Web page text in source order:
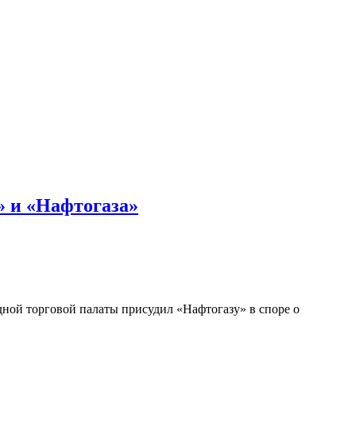
и «Нафтогаза»
торговой палаты присудил «Нафтогазу» в споре о